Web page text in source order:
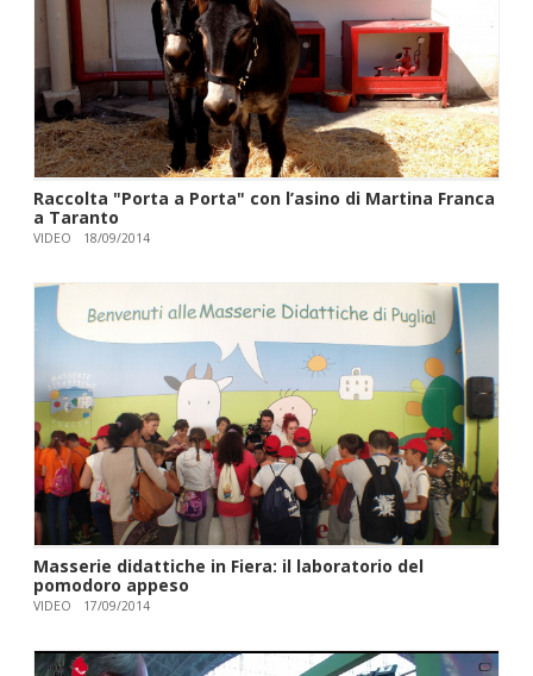
Raccolta "Porta a Porta" con l’asino di Martina Franca
a Taranto
VIDEO 18/09/2014
Masserie didattiche in Fiera: il laboratorio del
pomodoro appeso
VIDEO 17/09/2014